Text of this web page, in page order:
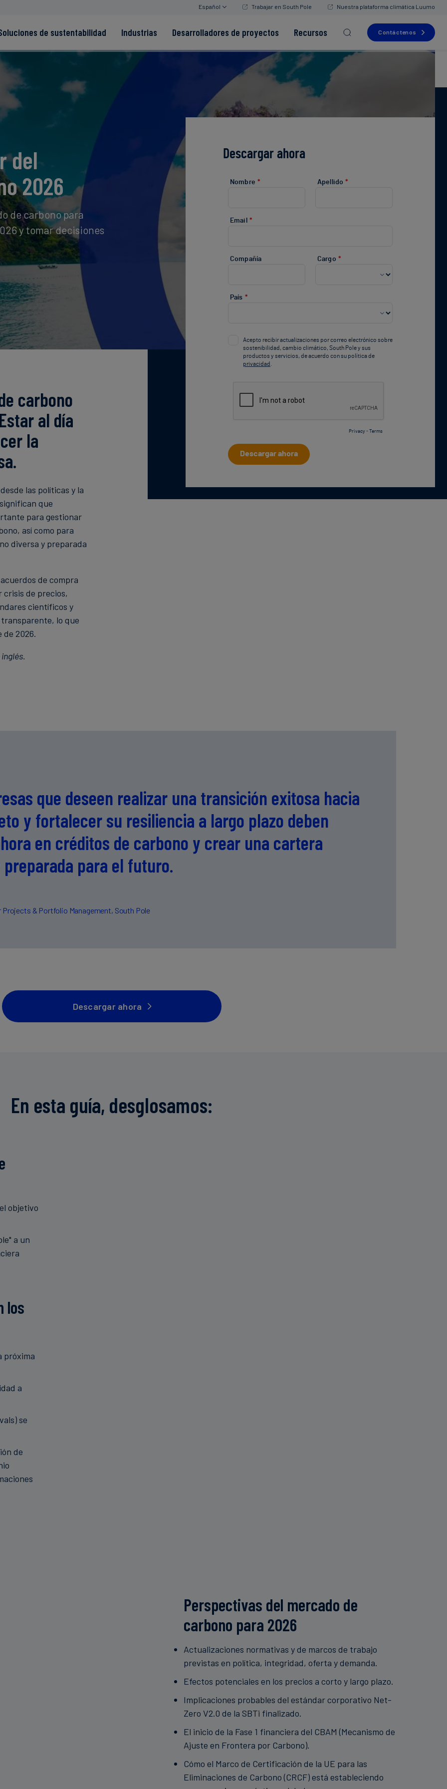
Español Trabajar en South Pole Nuestra plataforma climática Luumo
de sustentabilidad Industrias Desarrolladores de proyectos Recursos Contáctenos
Read more
Read more
Read more
del
2026
de carbono para
y tomar decisiones
carbono
al día
la
las políticas y la
que
para gestionar
así como para
diversa y preparada
de compra
de precios,
científicos y
lo que
de 2026.
que deseen realizar una transición exitosa hacia
y fortalecer su resiliencia a largo plazo deben
en créditos de carbono y crear una cartera
para el futuro.
& Portfolio Management, South Pole
Descargar ahora
En esta guía, desglosamos:
objetivo
a un
los
próxima
a
se
de
Perspectivas del mercado de
carbono para 2026
Actualizaciones normativas y de marcos de trabajo
previstas en política, integridad, oferta y demanda.
Efectos potenciales en los precios a corto y largo plazo.
Implicaciones probables del estándar corporativo Net-
Zero V2.0 de la SBTi finalizado.
El inicio de la Fase 1 financiera del CBAM (Mecanismo de
Ajuste en Frontera por Carbono).
Cómo el Marco de Certificación de la UE para las
Eliminaciones de Carbono (CRCF) está estableciendo